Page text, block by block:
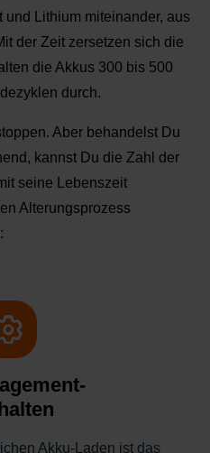
Lithium miteinander, aus
der Zeit zersetzen sich die
die Akkus 300 bis 500
durch.
Aber behandelst Du
kannst Du die Zahl der
seine Lebenszeit
Alterungsprozess
Akku-Laden ist das